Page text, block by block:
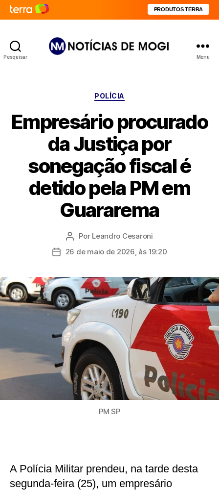
PRODUTOS TERRA
Pesquisar Menu
Categorias
POLÍCIA
Empresário procurado
da Justiça por
sonegação fiscal é
detido pela PM em
Guararema
Autor
do
Por Leandro Cesaroni
Data26 de maio de 2026, às 19:20
PM SP
A Polícia Militar prendeu, na tarde desta
segunda-feira (25), um empresário